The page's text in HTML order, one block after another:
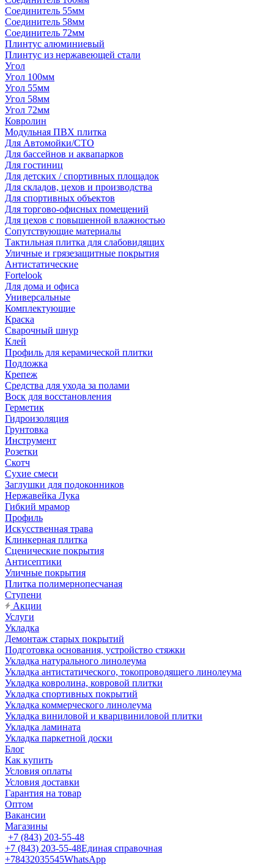
Соединитель 55мм
Соединитель 58мм
Соединитель 72мм
Плинтус алюминиевый
Плинтус из нержавеющей стали
Угол
Угол 100мм
Угол 55мм
Угол 58мм
Угол 72мм
Ковролин
Модульная ПВХ плитка
Для Автомойки/СТО
Для бассейнов и аквапарков
Для гостиниц
Для детских / спортивных площадок
Для складов, цехов и производства
Для спортивных объектов
Для торгово-офисных помещений
Для цехов с повышенной влажностью
Сопутствующие материалы
Тактильная плитка для слабовидящих
Уличные и грязезащитные покрытия
Антистатические
Fortelook
Для дома и офиса
Универсальные
Комплектующие
Краска
Сварочный шнур
Клей
Профиль для керамической плитки
Подложка
Крепеж
Средства для ухода за полами
Воск для восстановления
Герметик
Гидроизоляция
Грунтовка
Инструмент
Розетки
Скотч
Сухие смеси
Заглушки для подоконников
Нержавейка Лука
Гибкий мрамор
Профиль
Искусственная трава
Клинкерная плитка
Сценические покрытия
Антисептики
Уличные покрытия
Плитка полимернопесчаная
Ступени
Акции
Услуги
Укладка
Демонтаж старых покрытий
Подготовка основания, устройство стяжки
Укладка натурального линолеума
Укладка антистатического, токопроводящего линолеума
Укладка ковролина, ковровой плитки
Укладка спортивных покрытий
Укладка коммерческого линолеума
Укладка виниловой и кварцвиниловой плитки
Укладка ламината
Укладка паркетной доски
Блог
Как купить
Условия оплаты
Условия доставки
Гарантия на товар
Оптом
Вакансии
Магазины
+7 (843) 203-55-48
+7 (843) 203-55-48Единая справочная
+78432035545WhatsApp